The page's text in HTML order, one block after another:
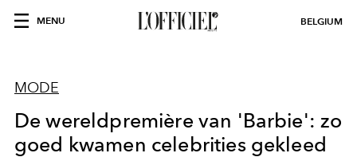
MENU BELGIUM
MODE
De wereldpremière van 'Barbie': zo
goed kwamen celebrities gekleed